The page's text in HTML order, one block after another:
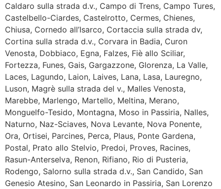
Caldaro sulla strada d.v., Campo di Trens, Campo Tures,
Castelbello-Ciardes, Castelrotto, Cermes, Chienes,
Chiusa, Cornedo all’Isarco, Cortaccia sulla strada dv,
Cortina sulla strada d.v., Corvara in Badia, Curon
Venosta, Dobbiaco, Egna, Falzes, Fiè allo Sciliar,
Fortezza, Funes, Gais, Gargazzone, Glorenza, La Valle,
Laces, Lagundo, Laion, Laives, Lana, Lasa, Lauregno,
Luson, Magrè sulla strada del v., Malles Venosta,
Marebbe, Marlengo, Martello, Meltina, Merano,
Monguelfo-Tesido, Montagna, Moso in Passiria, Nalles,
Naturno, Naz-Sciaves, Nova Levante, Nova Ponente,
Ora, Ortisei, Parcines, Perca, Plaus, Ponte Gardena,
Postal, Prato allo Stelvio, Predoi, Proves, Racines,
Rasun-Anterselva, Renon, Rifiano, Rio di Pusteria,
Rodengo, Salorno sulla strada d.v., San Candido, San
Genesio Atesino, San Leonardo in Passiria, San Lorenzo